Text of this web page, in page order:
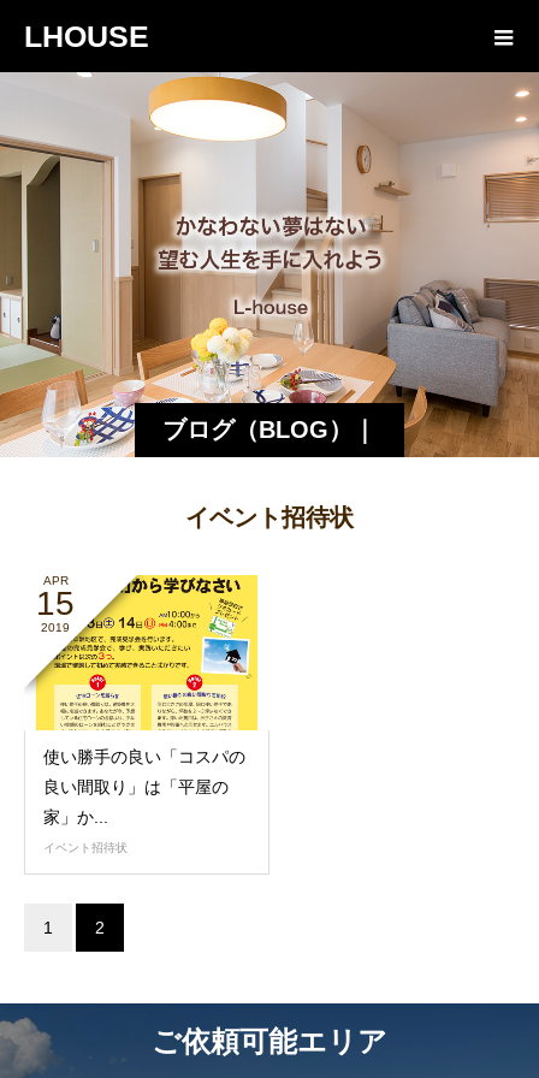
LHOUSE
ブログ（BLOG）｜
エルハウス
イベント招待状
APR
15
2019
使い勝手の良い「コスパの
良い間取り」は「平屋の
家」か...
イベント招待状
1 2
ご依頼可能エリア